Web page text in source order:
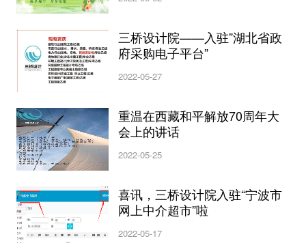
三桥设计院——入驻”湖北省政
府采购电子平台”
2022-05-27
重温在西藏和平解放70周年大
会上的讲话
2022-05-25
喜讯，三桥设计院入驻“宁波市
网上中介超市”啦
2022-05-17